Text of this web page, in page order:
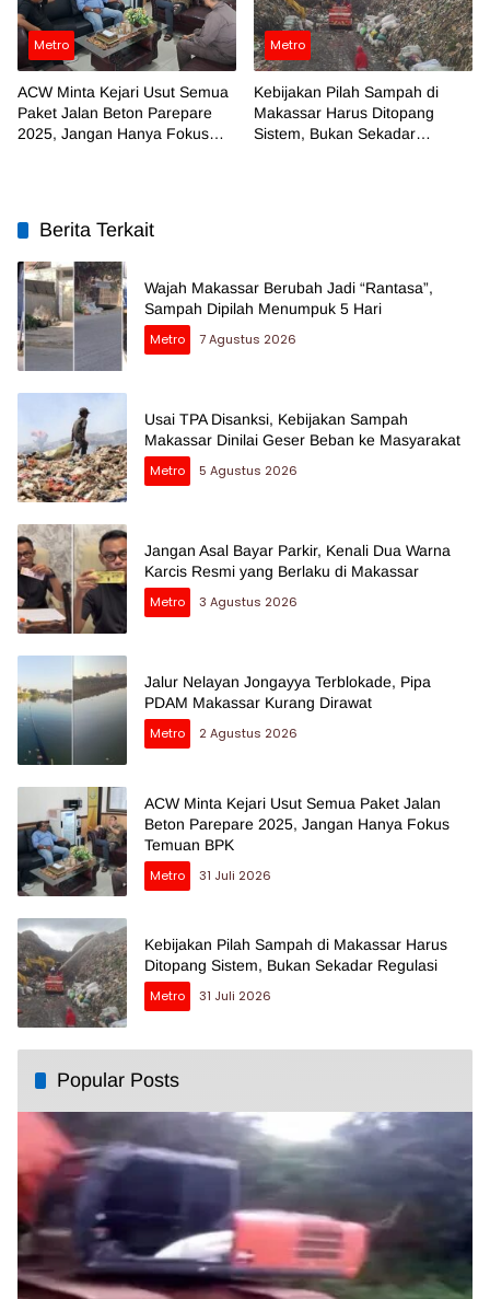
Metro
ACW Minta Kejari Usut Semua
Paket Jalan Beton Parepare
2025, Jangan Hanya Fokus
Metro
Kebijakan Pilah Sampah di
Makassar Harus Ditopang
Sistem, Bukan Sekadar
Berita Terkait
Wajah Makassar Berubah Jadi “Rantasa”,
Sampah Dipilah Menumpuk 5 Hari
Metro
7 Agustus 2026
Usai TPA Disanksi, Kebijakan Sampah
Makassar Dinilai Geser Beban ke Masyarakat
Metro
5 Agustus 2026
Jangan Asal Bayar Parkir, Kenali Dua Warna
Karcis Resmi yang Berlaku di Makassar
Metro
3 Agustus 2026
Jalur Nelayan Jongayya Terblokade, Pipa
PDAM Makassar Kurang Dirawat
Metro
2 Agustus 2026
ACW Minta Kejari Usut Semua Paket Jalan
Beton Parepare 2025, Jangan Hanya Fokus
Temuan BPK
Metro
31 Juli 2026
Kebijakan Pilah Sampah di Makassar Harus
Ditopang Sistem, Bukan Sekadar Regulasi
Metro
31 Juli 2026
Popular Posts